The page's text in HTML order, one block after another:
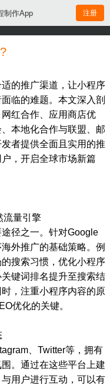
制作App 注册
的推广渠道，让小程序
临的难题。本文深入剖
网红合作、应用商店优
本地化合作与联盟、邮
者提供全面且实用的推
，开启全球市场新篇
流量引擎
径之一。针对Google
外推广的基础策略。例
搜索习惯，优化小程序
键词排名提升至搜索结
，注重小程序内容的原
优化的关键。
、Twitter等，拥有
。通过在这些平台上建
用户进行互动，可以有